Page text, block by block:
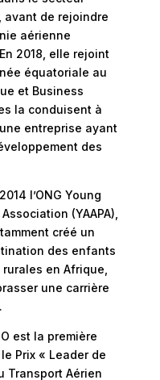
de rejoindre
aérienne
2018, elle rejoint
équatoriale au
et Business
la conduisent à
entreprise ayant
des
l’ONG Young
(YAAPA),
créé un
des enfants
en Afrique,
une carrière
est la première
Prix « Leader de
Transport Aérien